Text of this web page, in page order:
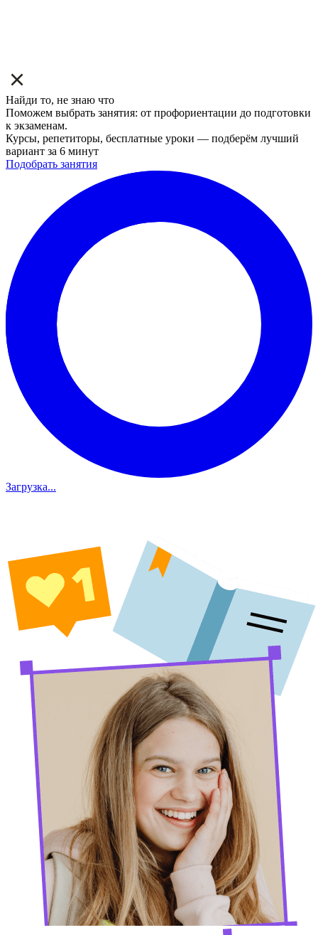
Найди то, не знаю что
Поможем выбрать занятия: от профориентации до подготовки
к экзаменам.
Курсы, репетиторы, бесплатные уроки — подберём лучший
вариант за 6 минут
Подобрать занятия
Загрузка...